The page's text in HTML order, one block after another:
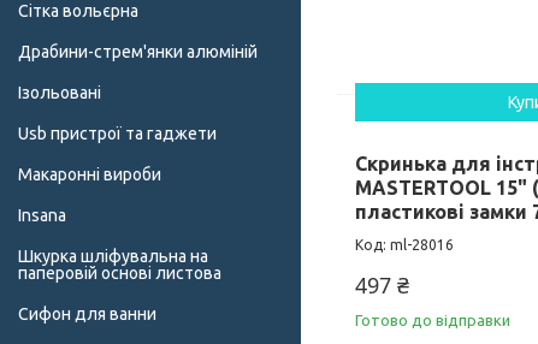
Скринька для
MASTERTOOL 15"
пластикові замки
ml-28016
497 ₴
Готово до відправки
Сітка вольєрна
Драбини-стрем'янки алюміній
Ізольовані
Usb пристрої та гаджети
Макаронні вироби
Insana
Шкурка шліфувальна на
паперовій основі листова
Сифон для ванни